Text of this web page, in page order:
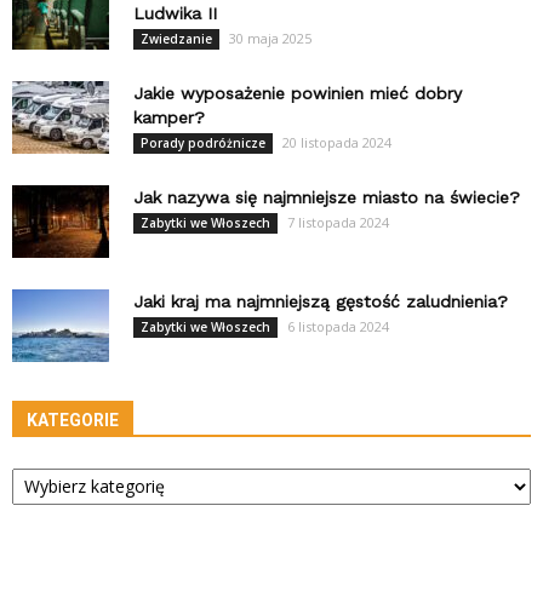
Ludwika II
Zwiedzanie 30 maja 2025
Jakie wyposażenie powinien mieć dobry
kamper?
Porady podróżnicze 20 listopada 2024
Jak nazywa się najmniejsze miasto na świecie?
Zabytki we Włoszech 7 listopada 2024
Jaki kraj ma najmniejszą gęstość zaludnienia?
Zabytki we Włoszech 6 listopada 2024
KATEGORIE
Kategorie